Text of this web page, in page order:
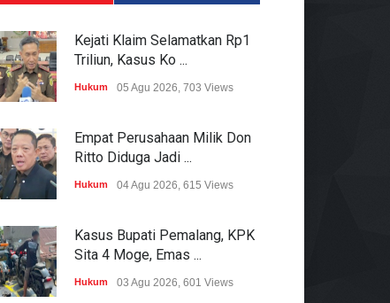
Kejati Klaim Selamatkan Rp1
Triliun, Kasus Ko ...
Hukum 05 Agu 2026, 703 Views
Empat Perusahaan Milik Don
Ritto Diduga Jadi ...
Hukum 04 Agu 2026, 615 Views
Kasus Bupati Pemalang, KPK
Sita 4 Moge, Emas ...
Hukum 03 Agu 2026, 601 Views